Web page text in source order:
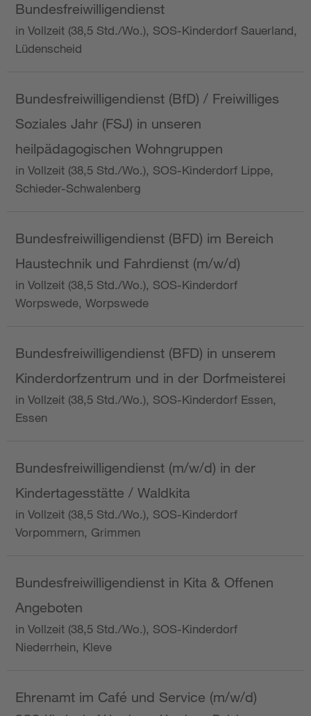
Bundesfreiwilligendienst
in Vollzeit (38,5 Std./Wo.), SOS-Kinderdorf Sauerland,
Lüdenscheid
Bundesfreiwilligendienst (BfD) / Freiwilliges
Soziales Jahr (FSJ) in unseren
heilpädagogischen Wohngruppen
in Vollzeit (38,5 Std./Wo.), SOS-Kinderdorf Lippe,
Schieder-Schwalenberg
Bundesfreiwilligendienst (BFD) im Bereich
Haustechnik und Fahrdienst (m/w/d)
in Vollzeit (38,5 Std./Wo.), SOS-Kinderdorf
Worpswede, Worpswede
Bundesfreiwilligendienst (BFD) in unserem
Kinderdorfzentrum und in der Dorfmeisterei
in Vollzeit (38,5 Std./Wo.), SOS-Kinderdorf Essen,
Essen
Bundesfreiwilligendienst (m/w/d) in der
Kindertagesstätte / Waldkita
in Vollzeit (38,5 Std./Wo.), SOS-Kinderdorf
Vorpommern, Grimmen
Bundesfreiwilligendienst in Kita & Offenen
Angeboten
in Vollzeit (38,5 Std./Wo.), SOS-Kinderdorf
Niederrhein, Kleve
Ehrenamt im Café und Service (m/w/d)